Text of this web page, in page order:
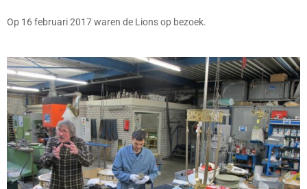
Op 16 februari 2017 waren de Lions op bezoek.